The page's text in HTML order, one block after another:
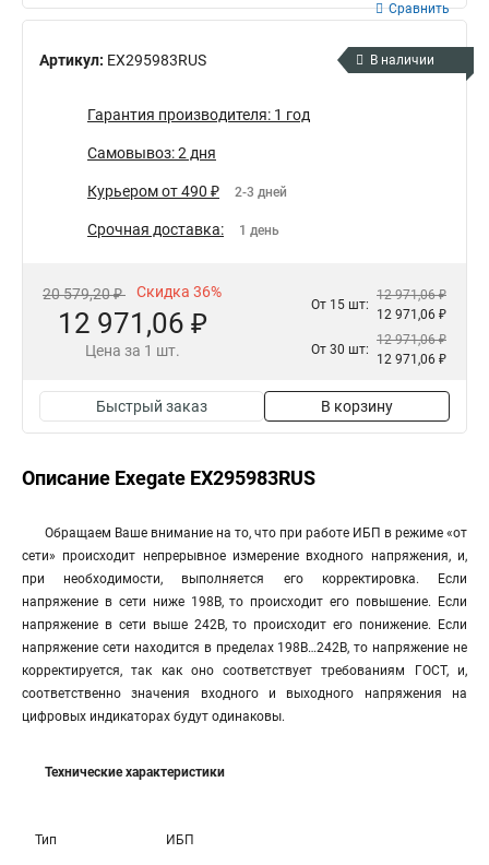
Артикул: EX295983RUS
Сравнить
В наличии
Гарантия производителя: 1 год
Самовывоз: 2 дня
Курьером от 490 ₽ 2-3 дней
Срочная доставка: 1 день
20 579,20 ₽ Скидка 36%
12 971,06 ₽
Цена за 1 шт.
От 15 шт:
12 971,06 ₽
12 971,06 ₽
От 30 шт:
12 971,06 ₽
12 971,06 ₽
Быстрый заказ В корзину
Описание Exegate EX295983RUS
Обращаем Ваше внимание на то, что при работе ИБП в режиме «от
сети» происходит непрерывное измерение входного напряжения, и,
при необходимости, выполняется его корректировка. Если
напряжение в сети ниже 198В, то происходит его повышение. Если
напряжение в сети выше 242В, то происходит его понижение. Если
напряжение сети находится в пределах 198В…242В, то напряжение не
корректируется, так как оно соответствует требованиям ГОСТ, и,
соответственно значения входного и выходного напряжения на
цифровых индикаторах будут одинаковы.
Технические характеристики
Тип ИБП